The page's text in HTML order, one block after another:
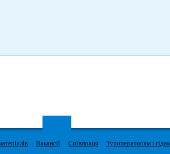
Вакансії Співпраця Туроператорам і